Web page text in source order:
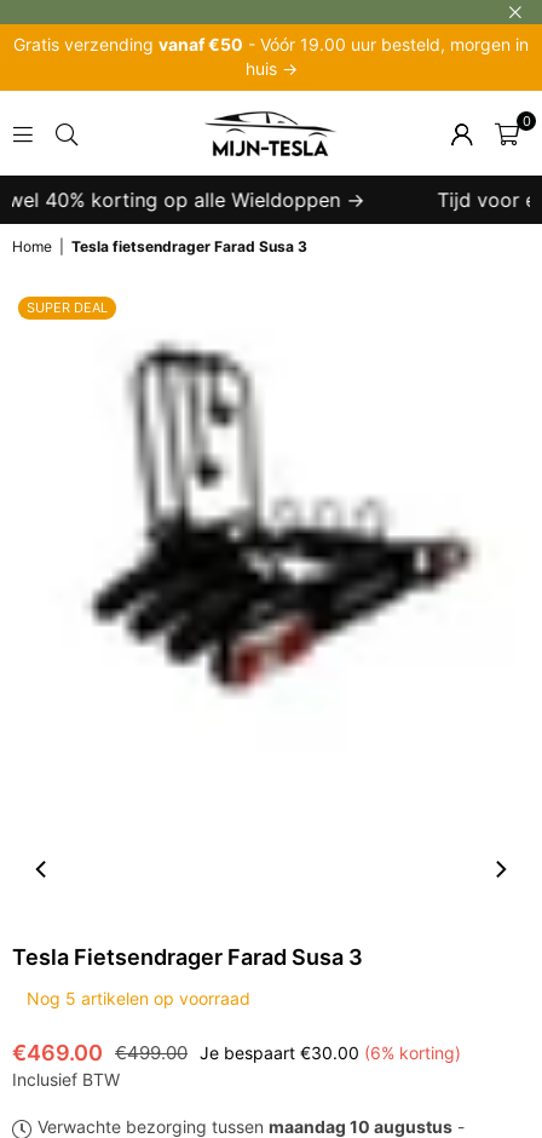
Gratis verzending vanaf €50 - Vóór 19.00 uur besteld, morgen in
huis →
TESLA
0
40% korting op alle Wieldoppen → Tijd voor
Home Tesla fietsendrager Farad Susa 3
SUPER DEAL
Tesla Fietsendrager Farad Susa 3
Nog 5 artikelen op voorraad
Normale
prijs
€469.00 €499.00 Je bespaart €30.00 (6% korting)
Inclusief BTW
Verwachte bezorging tussen maandag 10 augustus -